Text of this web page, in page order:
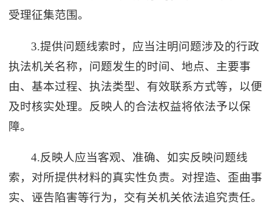
受理征集范围。
3.提供问题线索时，应当注明问题涉及的行政
执法机关名称，问题发生的时间、地点、主要事
由、基本过程、执法类型、有效联系方式等，以便
及时核实处理。反映人的合法权益将依法予以保
障。
4.反映人应当客观、准确、如实反映问题线
索，对所提供材料的真实性负责。对捏造、歪曲事
实、诬告陷害等行为，交有关机关依法追究责任。